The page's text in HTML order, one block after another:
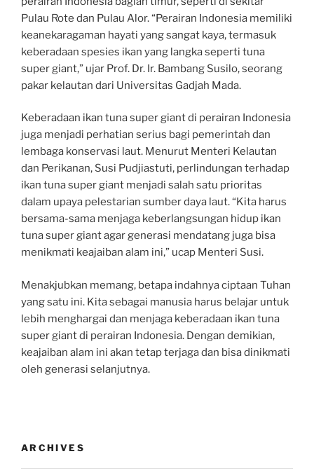
Pulau Rote dan Pulau Alor. “Perairan Indonesia memiliki
keanekaragaman hayati yang sangat kaya, termasuk
keberadaan spesies ikan yang langka seperti tuna
super giant,” ujar Prof. Dr. Ir. Bambang Susilo, seorang
pakar kelautan dari Universitas Gadjah Mada.
Keberadaan ikan tuna super giant di perairan Indonesia
juga menjadi perhatian serius bagi pemerintah dan
lembaga konservasi laut. Menurut Menteri Kelautan
dan Perikanan, Susi Pudjiastuti, perlindungan terhadap
ikan tuna super giant menjadi salah satu prioritas
dalam upaya pelestarian sumber daya laut. “Kita harus
bersama-sama menjaga keberlangsungan hidup ikan
tuna super giant agar generasi mendatang juga bisa
menikmati keajaiban alam ini,” ucap Menteri Susi.
Menakjubkan memang, betapa indahnya ciptaan Tuhan
yang satu ini. Kita sebagai manusia harus belajar untuk
lebih menghargai dan menjaga keberadaan ikan tuna
super giant di perairan Indonesia. Dengan demikian,
keajaiban alam ini akan tetap terjaga dan bisa dinikmati
oleh generasi selanjutnya.
ARCHIVES